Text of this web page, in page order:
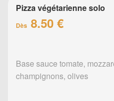
Pizza végétarienne solo
Dès 8.50 €
Base sauce tomate,
champignons, olives